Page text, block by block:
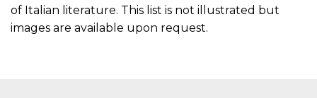
of Italian literature. This list is not illustrated but
images are available upon request.